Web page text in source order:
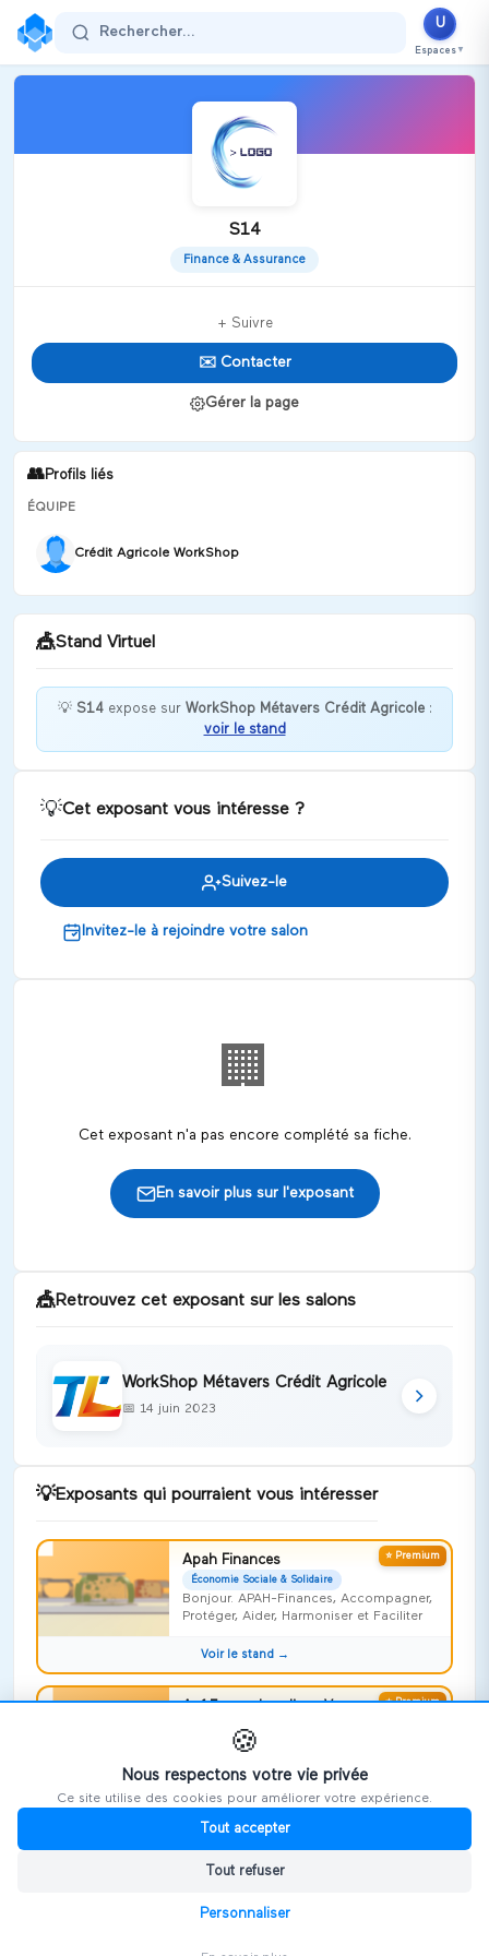
Rechercher...
U
Espaces ▼
S14
Finance & Assurance
+ Suivre
✉️ Contacter
Gérer la page
👥Profils liés
ÉQUIPE
Crédit Agricole WorkShop
🎪Stand Virtuel
Bienvenue chez S14 !
💡 S14expose sur WorkShop Métavers Crédit Agricole:
voir le stand
💡Cet exposant vous intéresse ?
Suivez-le
Invitez-le à rejoindre votre salon
🏢
Cet exposant n'a pas encore complété sa fiche.
En savoir plus sur l'exposant
🎪Retrouvez cet exposant sur les salons
WorkShop Métavers Crédit Agricole
📅 14 juin 2023
💡Exposants qui pourraient vous intéresser
⭐ Premium
Apah Finances
Économie Sociale & Solidaire
Bonjour. APAH-Finances, Accompagner,
Protéger, Aider, Harmoniser et Faciliter
Voir le stand →
⭐ Premium
Apf France handicap Vosges
Risquer l'impossible !
Voir le stand →
Repideodat
On ne naît pas aidant, on le devient,
🍪
Nous respectons votre vie privée
Ce site utilise des cookies pour améliorer votre expérience.
Tout accepter
Tout refuser
Personnaliser